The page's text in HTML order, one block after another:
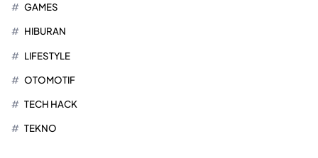
GAMES
HIBURAN
LIFESTYLE
OTOMOTIF
TECH HACK
TEKNO